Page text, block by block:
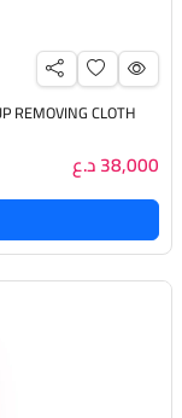
38,000 د.ع